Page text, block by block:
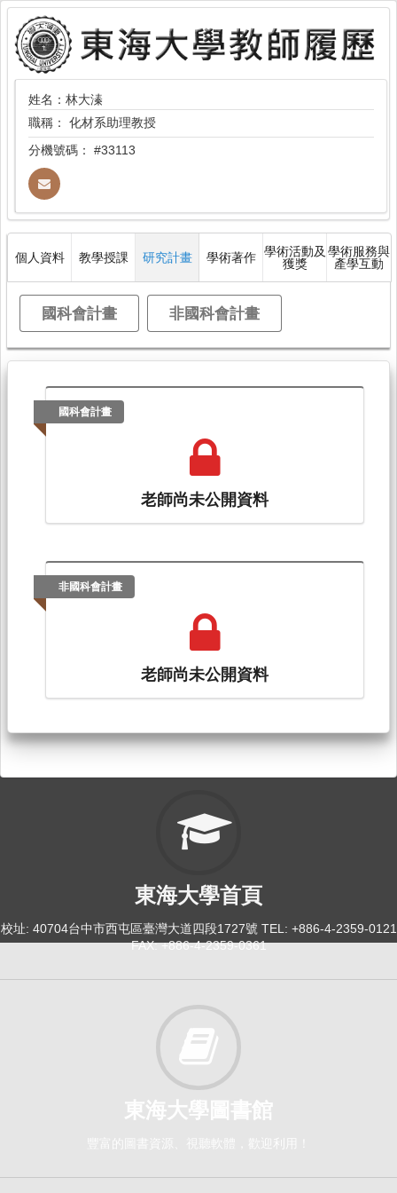
姓名：林大溱
職稱： 化材系助理教授
分機號碼： #33113
個人資料 教學授課 研究計畫 學術著作 學術活動及
獲獎
學術服務與
產學互動
國科會計畫 非國科會計畫
國科會計畫
老師尚未公開資料
非國科會計畫
老師尚未公開資料
東海大學首頁
校址: 40704台中市西屯區臺灣大道四段1727號 TEL: +886-4-2359-0121
FAX: +886-4-2359-0361
東海大學圖書館
豐富的圖書資源、視聽軟體，歡迎利用！